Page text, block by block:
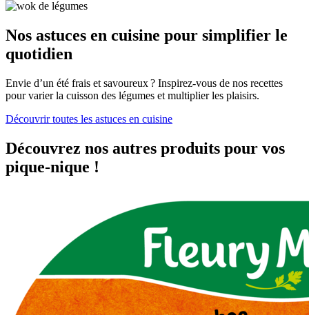
Nos astuces en cuisine pour simplifier le
quotidien
Envie d’un été frais et savoureux ? Inspirez-vous de nos recettes
pour varier la cuisson des légumes et multiplier les plaisirs.
Découvrir toutes les astuces en cuisine
Découvrez nos autres produits pour vos
pique-nique !